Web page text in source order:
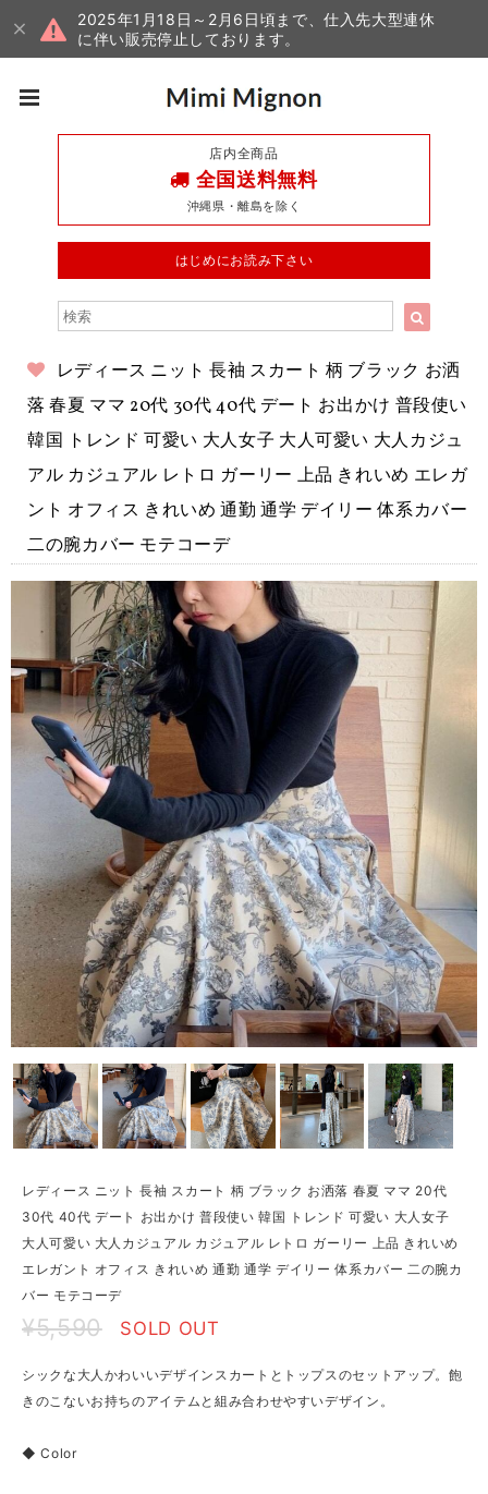
2025年1月18日～2月6日頃まで、仕入先大型連休
に伴い販売停止しております。
店内全商品
全国送料無料
沖縄県・離島を除く
はじめにお読み下さい
レディース ニット 長袖 スカート 柄 ブラック お洒
落 春夏 ママ 20代 30代 40代 デート お出かけ 普段使い
韓国 トレンド 可愛い 大人女子 大人可愛い 大人カジュ
アル カジュアル レトロ ガーリー 上品 きれいめ エレガ
ント オフィス きれいめ 通勤 通学 デイリー 体系カバー
二の腕カバー モテコーデ
レディース ニット 長袖 スカート 柄 ブラック お洒落 春夏 ママ 20代
30代 40代 デート お出かけ 普段使い 韓国 トレンド 可愛い 大人女子
大人可愛い 大人カジュアル カジュアル レトロ ガーリー 上品 きれいめ
エレガント オフィス きれいめ 通勤 通学 デイリー 体系カバー 二の腕カ
バー モテコーデ
¥5,590 SOLD OUT
シックな大人かわいいデザインスカートとトップスのセットアップ。飽
きのこないお持ちのアイテムと組み合わせやすいデザイン。
◆ Color